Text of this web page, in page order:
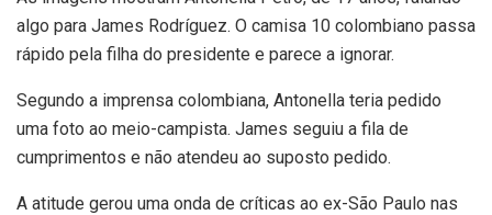
algo para James Rodríguez. O camisa 10 colombiano passa
rápido pela filha do presidente e parece a ignorar.
Segundo a imprensa colombiana, Antonella teria pedido
uma foto ao meio-campista. James seguiu a fila de
cumprimentos e não atendeu ao suposto pedido.
A atitude gerou uma onda de críticas ao ex-São Paulo nas